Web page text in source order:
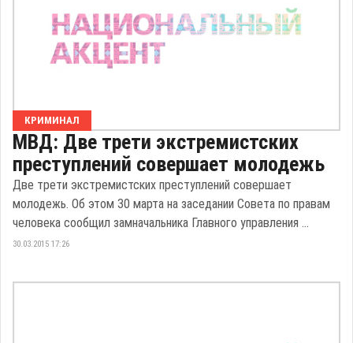
КРИМИНАЛ
МВД: Две трети экстремистских
преступлений совершает молодежь
Две трети экстремистских преступлений совершает
молодежь. Об этом 30 марта на заседании Совета по правам
человека сообщил замначальника Главного управления ...
30.03.2015 17:26